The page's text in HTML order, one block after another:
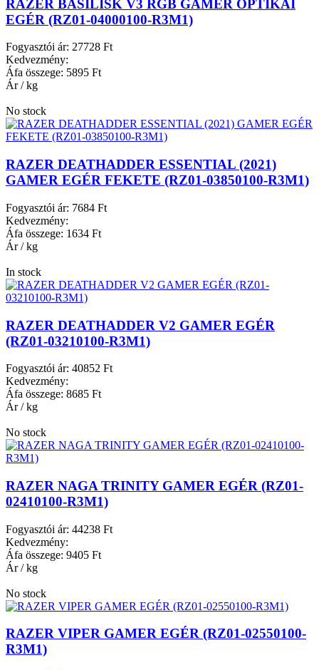
RAZER BASILISK V3 RGB GAMER OPTIKAI
EGÉR (RZ01-04000100-R3M1)
Fogyasztói ár: 27728 Ft
Kedvezmény:
Áfa összege: 5895 Ft
Ár / kg
No stock
RAZER DEATHADDER ESSENTIAL (2021)
GAMER EGÉR FEKETE (RZ01-03850100-R3M1)
Fogyasztói ár: 7684 Ft
Kedvezmény:
Áfa összege: 1634 Ft
Ár / kg
In stock
RAZER DEATHADDER V2 GAMER EGÉR
(RZ01-03210100-R3M1)
Fogyasztói ár: 40852 Ft
Kedvezmény:
Áfa összege: 8685 Ft
Ár / kg
No stock
RAZER NAGA TRINITY GAMER EGÉR (RZ01-
02410100-R3M1)
Fogyasztói ár: 44238 Ft
Kedvezmény:
Áfa összege: 9405 Ft
Ár / kg
No stock
RAZER VIPER GAMER EGÉR (RZ01-02550100-
R3M1)